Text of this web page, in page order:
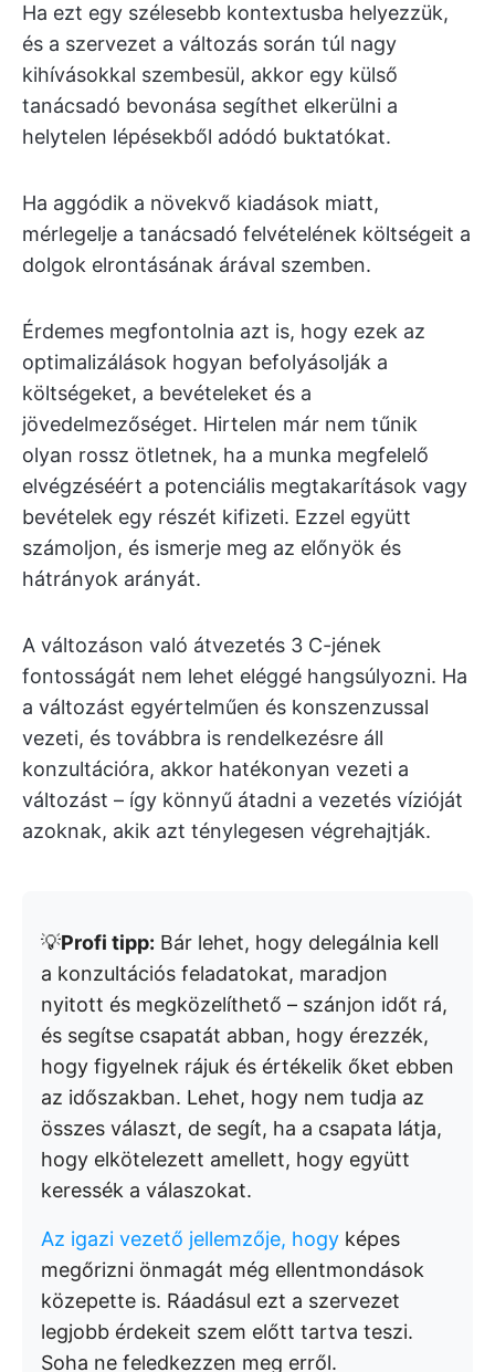
Ha ezt egy szélesebb kontextusba helyezzük,
és a szervezet a változás során túl nagy
kihívásokkal szembesül, akkor egy külső
tanácsadó bevonása segíthet elkerülni a
helytelen lépésekből adódó buktatókat.
Ha aggódik a növekvő kiadások miatt,
mérlegelje a tanácsadó felvételének költségeit a
dolgok elrontásának árával szemben.
Érdemes megfontolnia azt is, hogy ezek az
optimalizálások hogyan befolyásolják a
költségeket, a bevételeket és a
jövedelmezőséget. Hirtelen már nem tűnik
olyan rossz ötletnek, ha a munka megfelelő
elvégzéséért a potenciális megtakarítások vagy
bevételek egy részét kifizeti. Ezzel együtt
számoljon, és ismerje meg az előnyök és
hátrányok arányát.
A változáson való átvezetés 3 C-jének
fontosságát nem lehet eléggé hangsúlyozni. Ha
a változást egyértelműen és konszenzussal
vezeti, és továbbra is rendelkezésre áll
konzultációra, akkor hatékonyan vezeti a
változást – így könnyű átadni a vezetés vízióját
azoknak, akik azt ténylegesen végrehajtják.
💡Profi tipp: Bár lehet, hogy delegálnia kell
a konzultációs feladatokat, maradjon
nyitott és megközelíthető – szánjon időt rá,
és segítse csapatát abban, hogy érezzék,
hogy figyelnek rájuk és értékelik őket ebben
az időszakban. Lehet, hogy nem tudja az
összes választ, de segít, ha a csapata látja,
hogy elkötelezett amellett, hogy együtt
keressék a válaszokat.
Az igazi vezető jellemzője, hogy képes
megőrizni önmagát még ellentmondások
közepette is. Ráadásul ezt a szervezet
legjobb érdekeit szem előtt tartva teszi.
Soha ne feledkezzen meg erről.